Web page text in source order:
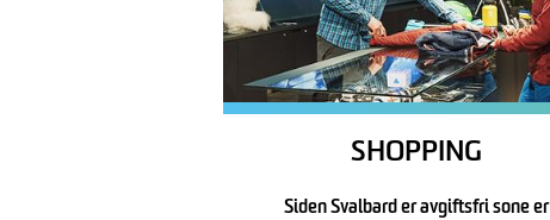
SHOPPING
Siden Svalbard er avgiftsfri sone er